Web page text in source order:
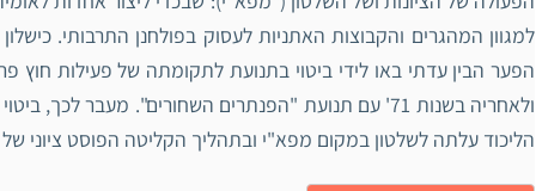
למגוון המהגרים והקבוצות האתניות לעסוק בפולחנן התרבותי.
הליכוד עלתה לשלטון במקום מפא"י ובתהליך הקליטה הפוסט ציוני